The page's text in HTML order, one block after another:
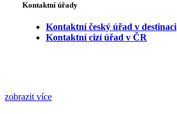
Kontaktní úřady
Kontaktní český úřad v destinaci
Kontaktní cizí úřad v ČR
zobrazit více